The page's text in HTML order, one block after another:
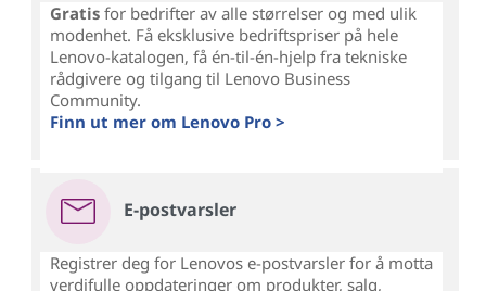
Gratisfor bedrifter av alle størrelser og med ulik
modenhet. Få eksklusive bedriftspriser på hele
Lenovo-katalogen, få én-til-én-hjelp fra tekniske
rådgivere og tilgang til Lenovo Business
Community.
Finn ut mer om Lenovo Pro >
E-postvarsler
Registrer deg for Lenovos e-postvarsler for å motta
verdifulle oppdateringer om produkter, salg,